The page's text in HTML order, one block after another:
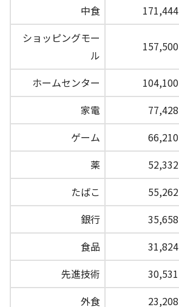
中食
171,444
ショッピングモー
ル
157,500
ホームセンター 104,100
家電
77,428
ゲーム
66,210
薬
52,332
たばこ
55,262
銀行
35,658
食品
31,824
先進技術
30,531
外食
23,208